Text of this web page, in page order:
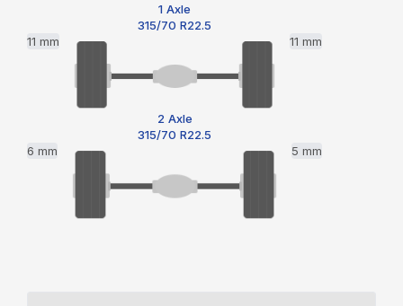
1 Axle
315/70 R22.5
11 mm
11 mm
2 Axle
315/70 R22.5
6 mm
5 mm